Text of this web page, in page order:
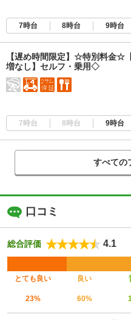
7時台 8時台 9時台
【遅め時間限定】☆特別料金☆
増なし】セルフ・乗用◇
7時台 8時台 9時台
すべての
口コミ
総合評価 4.1
とても良い 良い
23% 60%